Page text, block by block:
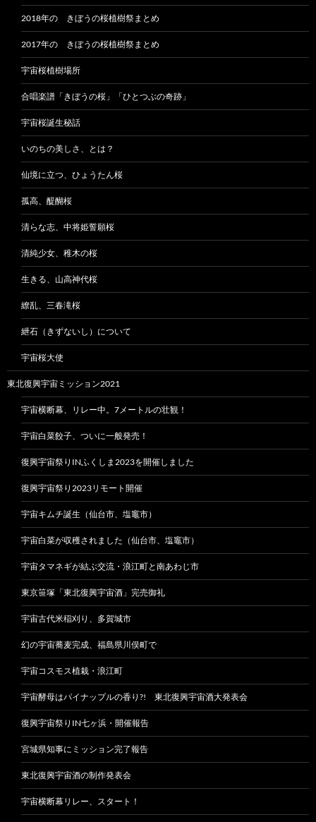
2018年の きぼうの桜植樹祭まとめ
2017年の きぼうの桜植樹祭まとめ
宇宙桜植樹場所
合唱楽譜「きぼうの桜」「ひとつぶの奇跡」
宇宙桜誕生秘話
いのちの美しさ、とは？
仙境に立つ、ひょうたん桜
孤高、醍醐桜
清らな志、中将姫誓願桜
清純少女、稚木の桜
生きる、山高神代桜
繚乱、三春滝桜
紲石（きずないし）について
宇宙桜大使
東北復興宇宙ミッション2021
宇宙横断幕、リレー中。7メートルの壮観！
宇宙白菜餃子、ついに一般発売！
復興宇宙祭りINふくしま2023を開催しました
復興宇宙祭り2023リモート開催
宇宙キムチ誕生（仙台市、塩竈市）
宇宙白菜が収穫されました（仙台市、塩竈市）
宇宙タマネギが結ぶ交流・浪江町と南あわじ市
東京笹塚「東北復興宇宙酒」完売御礼
宇宙古代米稲刈り、多賀城市
幻の宇宙蕎麦完成、福島県川俣町で
宇宙コスモス植栽・浪江町
宇宙酵母はパイナップルの香り?! 東北復興宇宙酒大発表会
復興宇宙祭りIN七ヶ浜・開催報告
宮城県知事にミッション完了報告
東北復興宇宙酒の制作発表会
宇宙横断幕リレー、スタート！